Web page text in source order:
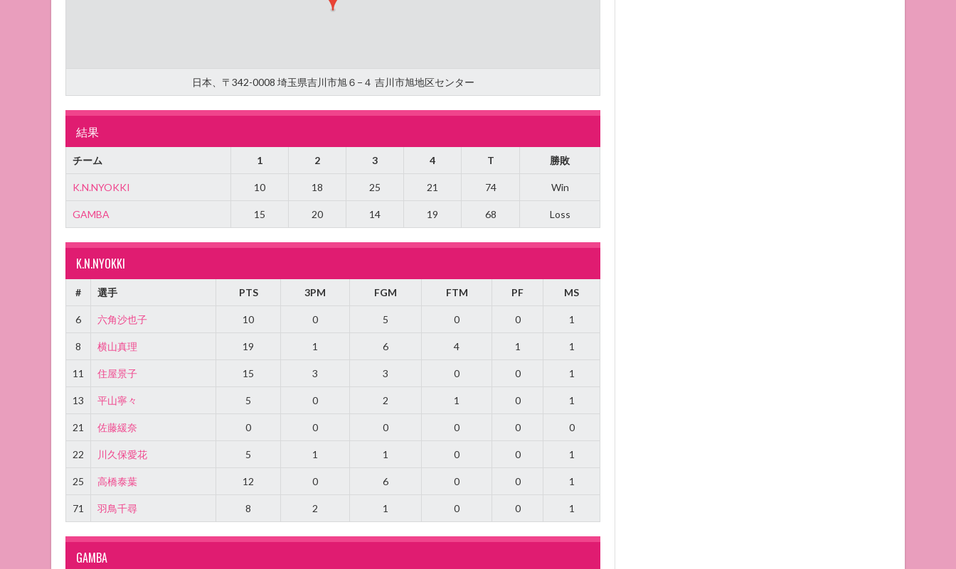
日本、〒342-0008 埼玉県吉川市旭６−４ 吉川市旭地区センター
結果
チーム 1 2 3 4 T 勝敗
K.N.NYOKKI 10 18 25 21 74 Win
GAMBA 15 20 14 19 68 Loss
K.N.NYOKKI
# 選手 PTS 3PM FGM FTM PF MS
6 六角沙也子 10 0 5 0 0 1
8 横山真理 19 1 6 4 1 1
11 住屋景子 15 3 3 0 0 1
13 平山寧々 5 0 2 1 0 1
21 佐藤緩奈 0 0 0 0 0 0
22 川久保愛花 5 1 1 0 0 1
25 高橋泰葉 12 0 6 0 0 1
71 羽鳥千尋 8 2 1 0 0 1
GAMBA